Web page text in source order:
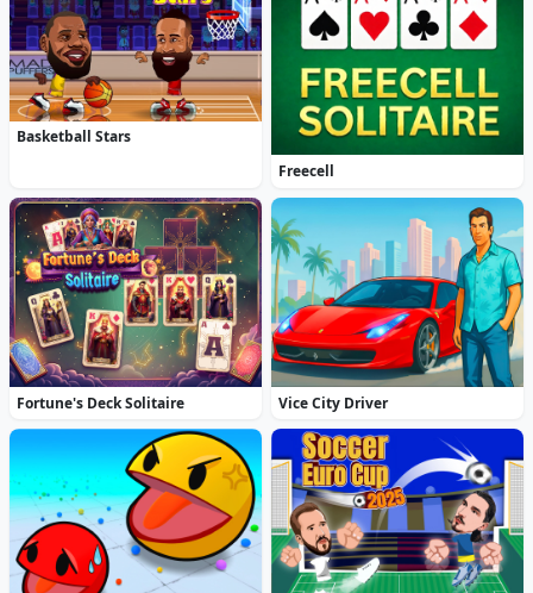
Basketball Stars
Freecell
Fortune's Deck Solitaire Vice City Driver